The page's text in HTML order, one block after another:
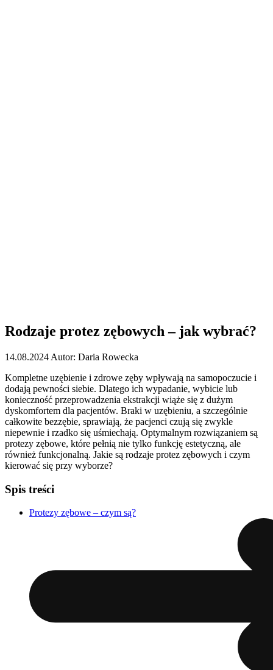
Rodzaje protez zębowych – jak wybrać?
14.08.2024 Autor: Daria Rowecka
Kompletne uzębienie i zdrowe zęby wpływają na samopoczucie i
dodają pewności siebie. Dlatego ich wypadanie, wybicie lub
konieczność przeprowadzenia ekstrakcji wiąże się z dużym
dyskomfortem dla pacjentów. Braki w uzębieniu, a szczególnie
całkowite bezzębie, sprawiają, że pacjenci czują się zwykle
niepewnie i rzadko się uśmiechają. Optymalnym rozwiązaniem są
protezy zębowe, które pełnią nie tylko funkcję estetyczną, ale
również funkcjonalną. Jakie są rodzaje protez zębowych i czym
kierować się przy wyborze?
Spis treści
Protezy zębowe – czym są?